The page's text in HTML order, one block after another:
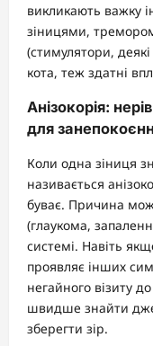
викликають важку
зіницями,
(стимулятори,
кота, теж здатні
Анізокорія:
для
Коли одна зіниця
називається
буває. Причина
(глаукома,
системі. Навіть
проявляє інших
негайного візиту
швидше знайти
зберегти зір.